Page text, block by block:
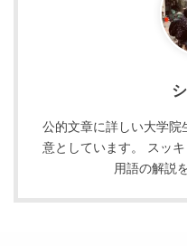
公的文章に詳しい大学
意としています。 スッ
用語の解説